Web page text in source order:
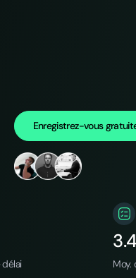
Enregistrez-vous
délai
3.4
Moy.